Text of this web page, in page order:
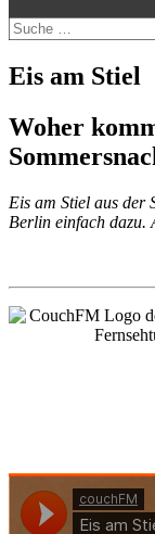
Suche
nach:
Eis am Stiel
Woher
Eis am Stiel aus der
Berlin einfach dazu.